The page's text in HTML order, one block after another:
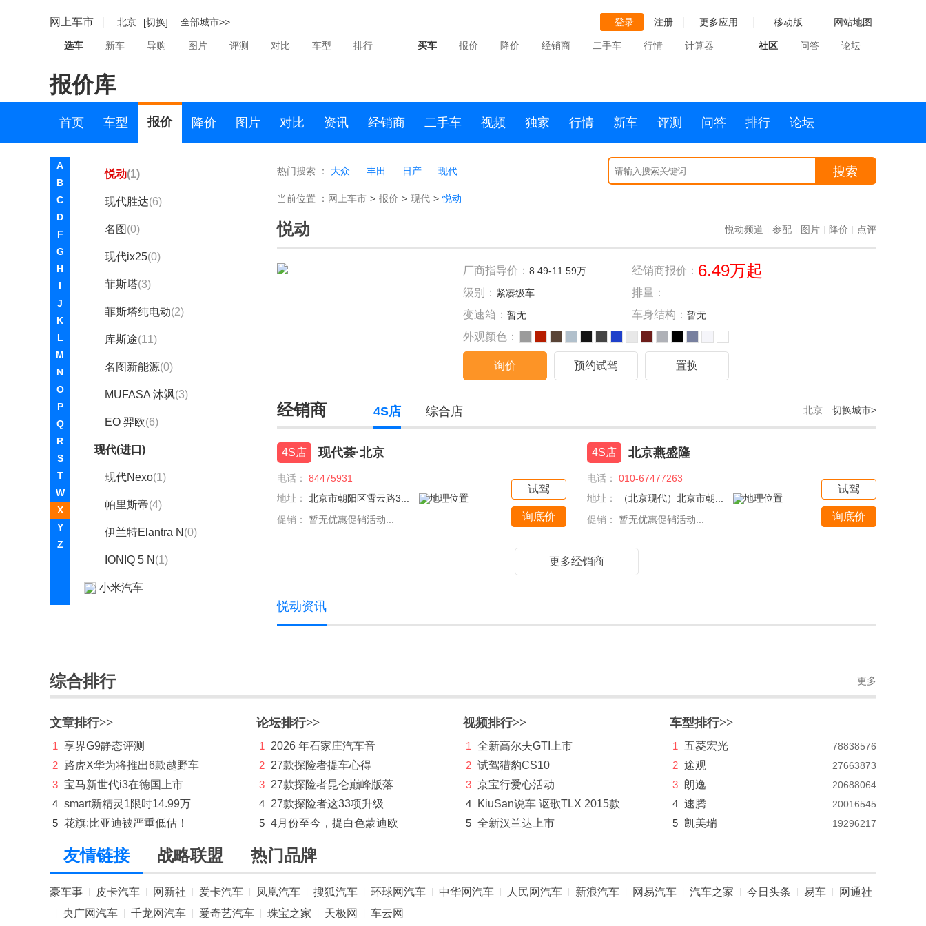
网上车市 北京 [切换] 全部城市>> 登录 注册 更多应用 移动版 网站地图
选车 新车 导购 图片 评测 对比 车型 排行 买车 报价 降价 经销商 二手车 行情 计算器 社区 问答 论坛
报价库
首页 车型 报价 降价 图片 对比 资讯 经销商 二手车 视频 独家 行情 新车 评测 问答 排行 论坛
A
B
C
D
F
G
H
I
J
K
L
M
N
O
P
Q
R
S
T
W
X
Y
Z
索纳塔
伊兰特 (4)
途胜L(5)
悦动(1)
现代胜达(6)
名图 (0)
现代ix25(0)
菲斯塔(3)
菲斯塔纯电动(2)
库斯途(11)
名图新能源(0)
MUFASA 沐飒(3)
EO 羿欧(6)
现代(进口)
现代Nexo(1)
帕里斯帝(4)
伊兰特Elantra N (0)
IONIQ 5 N (1)
小米汽车
雪佛兰
雪铁龙
Y
仰望
烨
英菲尼迪
萤火虫
英力士
热门搜索 ： 大众 丰田 日产 现代 搜索
当前位置 ： 网上车市 > 报价 > 现代 > 悦动
悦动 悦动频道 参配 图片 降价 点评
厂商指导价： 8.49-11.59万 经销商报价： 6.49万起
级别： 紧凑级车
排量：
变速箱： 暂无 车身结构： 暂无
外观颜色：
询价 预约试驾 置换
经销商 北京 切换城市>
4S店 综合店
4S店 现代荟·北京
电话：
84475931
地址：
北京市朝阳区霄云路3...
促销：
暂无优惠促销活动...
试驾
询底价
4S店 北京燕盛隆
电话：
010-67477263
地址：
（北京现代）北京市朝...
促销：
暂无优惠促销活动...
试驾
询底价
更多经销商
悦动资讯
综合排行 更多
文章排行>>
1
享界G9静态评测
2 路虎X华为将推出6款越野车
3 宝马新世代i3在德国上市
4 smart新精灵1限时14.99万
5 花旗:比亚迪被严重低估！
论坛排行>>
1
2026 年石家庄汽车音
2 27款探险者提车心得
3 27款探险者昆仑巅峰版落
4 27款探险者这33项升级
5 4月份至今，提白色蒙迪欧
视频排行>>
1
全新高尔夫GTI上市
2 试驾猎豹CS10
3 京宝行爱心活动
4
KiuSan说车 讴歌TLX 2015款
5 全新汉兰达上市
车型排行>>
1 五菱宏光 78838576
2 途观 27663873
3 朗逸 20688064
4 速腾 20016545
5 凯美瑞 19296217
友情链接 战略联盟 热门品牌
豪车事 皮卡汽车 网新社 爱卡汽车 凤凰汽车 搜狐汽车 环球网汽车 中华网汽车 人民网汽车 新浪汽车 网易汽车 汽车之家 今日头条 易车 网通社
央广网汽车 千龙网汽车 爱奇艺汽车 珠宝之家 天极网 车云网